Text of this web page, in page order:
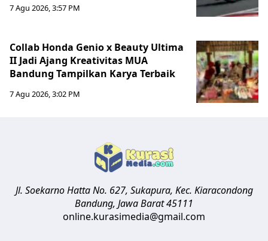
7 Agu 2026, 3:57 PM
Collab Honda Genio x Beauty Ultima
II Jadi Ajang Kreativitas MUA
Bandung Tampilkan Karya Terbaik
7 Agu 2026, 3:02 PM
Jl. Soekarno Hatta No. 627, Sukapura, Kec. Kiaracondong
Bandung, Jawa Barat45111
online.kurasimedia@gmail.com